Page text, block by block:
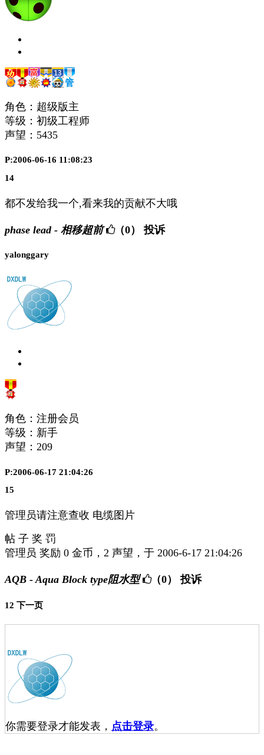
角色：超级版主
等级：初级工程师
声望： 5435
P:2006-06-16 11:08:23
14
都不发给我一个,看来我的贡献不大哦
phase lead - 相移超前 （0） 投诉
yalonggary
角色：注册会员
等级：新手
声望： 209
P:2006-06-17 21:04:26
15
管理员请注意查收 电缆图片
帖 子 奖 罚
管理员 奖励 0 金币，2 声望，于 2006-6-17 21:04:26
AQB - Aqua Block type阻水型 （0） 投诉
12 下一页
你需要登录才能发表， 点击登录。